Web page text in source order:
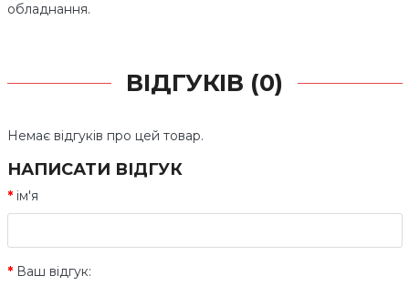
обладнання.
ВІДГУКІВ (0)
Немає відгуків про цей товар.
НАПИСАТИ ВІДГУК
ім'я
Ваш відгук: